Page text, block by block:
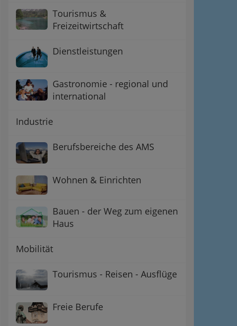
Tourismus &
Freizeitwirtschaft
Dienstleistungen
Gastronomie - regional und
international
Industrie
Berufsbereiche des AMS
Wohnen & Einrichten
Bauen - der Weg zum eigenen
Haus
Mobilität
Tourismus - Reisen - Ausflüge
Freie Berufe